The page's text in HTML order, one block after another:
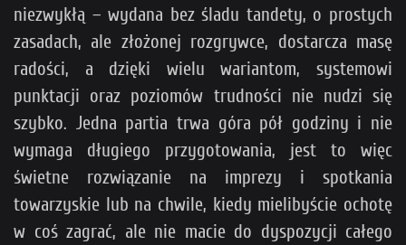
niezwykłą – wydana bez śladu tandety, o prostych
zasadach, ale złożonej rozgrywce, dostarcza masę
radości, a dzięki wielu wariantom, systemowi
punktacji oraz poziomów trudności nie nudzi się
szybko. Jedna partia trwa góra pół godziny i nie
wymaga długiego przygotowania, jest to więc
świetne rozwiązanie na imprezy i spotkania
towarzyskie lub na chwile, kiedy mielibyście ochotę
w coś zagrać, ale nie macie do dyspozycji całego